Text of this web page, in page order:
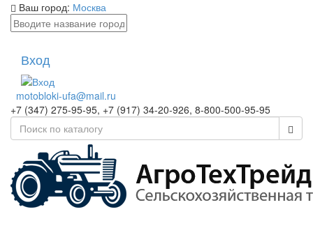
Ваш город: Москва
Вход
motobloki-ufa@mail.ru
+7 (347) 275-95-95, +7 (917) 34-20-926, 8-800-500-95-95